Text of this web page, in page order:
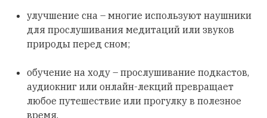
улучшение сна – многие используют наушники
для прослушивания медитаций или звуков
природы перед сном;
обучение на ходу – прослушивание подкастов,
аудиокниг или онлайн-лекций превращает
любое путешествие или прогулку в полезное
время.